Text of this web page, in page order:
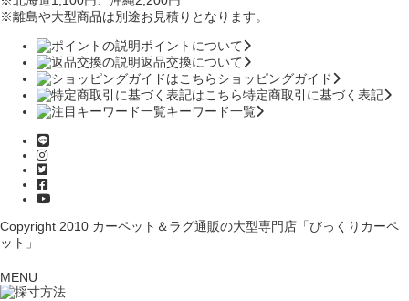
※離島や大型商品は別途お見積りとなります。
ポイントについて
返品交換について
ショッピングガイド
特定商取引に基づく表記
キーワード一覧
Copyright 2010 カーペット＆ラグ通販の大型専門店「びっくりカーペ
ット」
MENU